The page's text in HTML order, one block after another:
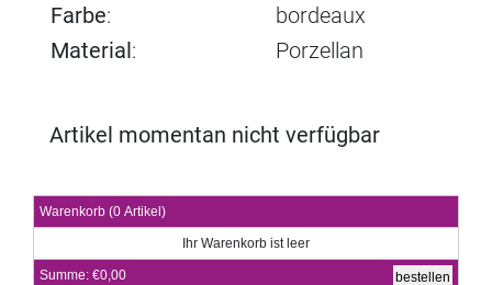
Farbe:
bordeaux
Material: Porzellan
Artikel momentan nicht verfügbar
Warenkorb
Warenkorb (0 Artikel)
Summe: €0,00
Ihr Warenkorb ist leer